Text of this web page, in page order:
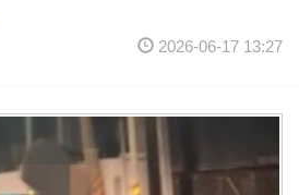
2026-06-17 13:27